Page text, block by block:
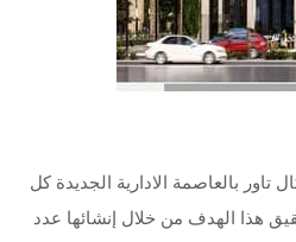
بالعاصمة الادارية الجديدة كل
هذا الهدف من خلال إنشائها عدد